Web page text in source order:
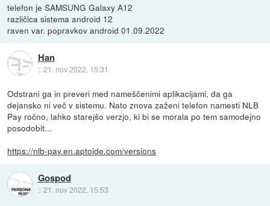
telefon je SAMSUNG Galaxy A12
različica sistema android 12
raven var. popravkov android 01.09.2022
Han
::21. nov 2022, 15:31
Odstrani ga in preveri med nameščenimi aplikacijami, da ga
dejansko ni več v sistemu. Nato znova zaženi telefon namesti NLB
Pay ročno, lahko starejšo verzjo, ki bi se morala po tem samodejno
posodobit...
https://nlb-pay.en.aptoide.com/versions
Gospod
::21. nov 2022, 15:53